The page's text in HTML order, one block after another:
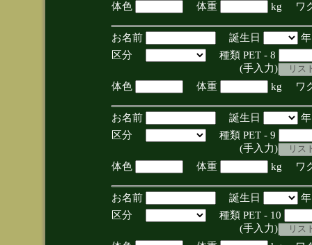
体色
体重 kg ワ
お名前 誕生日
区分
種類 PET - 8
(手入力)
体色
体重 kg ワ
お名前 誕生日
区分
種類 PET - 9
(手入力)
体色
体重 kg ワ
お名前 誕生日
区分
種類 PET - 10
(手入力)